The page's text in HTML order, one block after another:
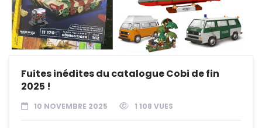
Fuites inédites du catalogue Cobi de fin
2025 !
10 NOVEMBRE 2025 1 108 VUES